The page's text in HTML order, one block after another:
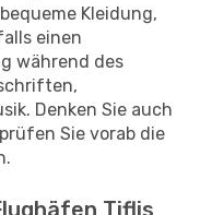
Kleidung,
einen
während des
Denken Sie auch
Sie vorab die
Tiflis